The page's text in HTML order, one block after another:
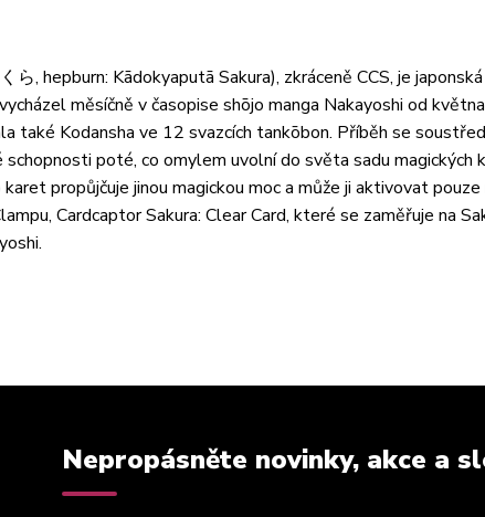
ら, hepburn: Kādokyaputā Sakura), zkráceně CCS, je
měsíčně v časopise shōjo manga Nakayoshi od
Kodansha ve 12 svazcích tankōbon. Příběh se
poté, co omylem uvolní do světa sadu magických
propůjčuje jinou magickou moc a může ji aktivovat pouze
Cardcaptor Sakura: Clear Card, které se zaměřuje na
Nepropásněte novinky, akce a